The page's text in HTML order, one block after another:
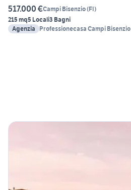
517.000 €Campi Bisenzio(FI)
215 mq5 Locali3 Bagni
Agenzia
Professionecasa Campi Bisenzio